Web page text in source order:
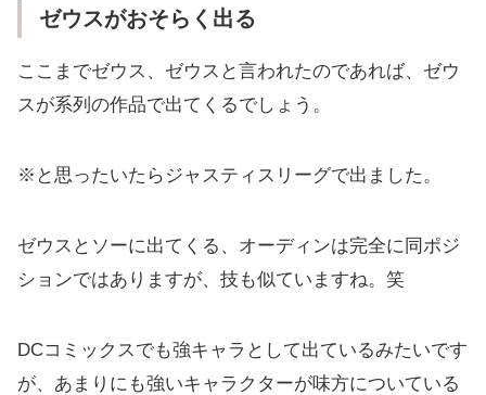
ゼウスがおそらく出る
ここまでゼウス、ゼウスと言われたのであれば、ゼウ
スが系列の作品で出てくるでしょう。
※と思ったいたらジャスティスリーグで出ました。
ゼウスとソーに出てくる、オーディンは完全に同ポジ
ションではありますが、技も似ていますね。笑
DCコミックスでも強キャラとして出ているみたいです
が、あまりにも強いキャラクターが味方についている